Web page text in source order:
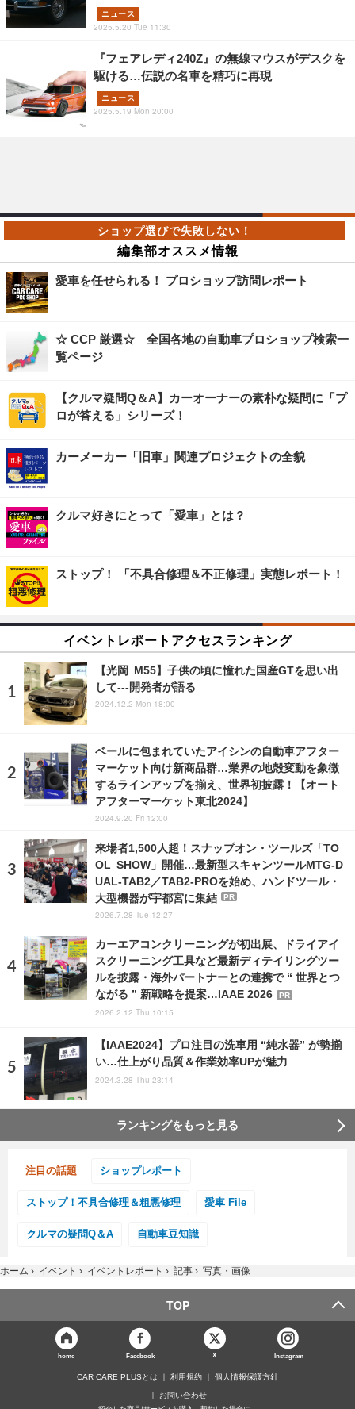
ニュース
2025.5.20 Tue 11:30
『フェアレディ240Z』の無線マウスがデスクを
駆ける…伝説の名車を精巧に再現
ニュース
2025.5.19 Mon 20:00
編集部オススメ情報
愛車を任せられる！ プロショップ訪問レポート
☆ CCP 厳選☆ 全国各地の自動車プロショップ検索一
覧ページ
【クルマ疑問Q＆A】カーオーナーの素朴な疑問に「プ
ロが答える」シリーズ！
カーメーカー「旧車」関連プロジェクトの全貌
クルマ好きにとって「愛車」とは？
ストップ！ 「不具合修理＆不正修理」実態レポート！
イベントレポートアクセスランキング
【光岡 M55】子供の頃に憧れた国産GTを思い出
して---開発者が語る
2024.12.2 Mon 18:00
ベールに包まれていたアイシンの自動車アフター
マーケット向け新商品群…業界の地殻変動を象徴
するラインアップを揃え、世界初披露！【オート
アフターマーケット東北2024】
2024.9.20 Fri 12:00
来場者1,500人超！スナップオン・ツールズ「TO
OL SHOW」開催…最新型スキャンツールMTG-D
UAL-TAB2／TAB2-PROを始め、ハンドツール・
大型機器が宇都宮に集結
PR
2026.7.28 Tue 12:27
カーエアコンクリーニングが初出展、ドライアイ
スクリーニング工具など最新ディテイリングツー
ルを披露・海外パートナーとの連携で “ 世界とつ
ながる ” 新戦略を提案…IAAE 2026
PR
2026.2.12 Thu 10:15
【IAAE2024】プロ注目の洗車用 “純水器” が勢揃
い…仕上がり品質＆作業効率UPが魅力
2024.3.28 Thu 23:14
ランキングをもっと見る
注目の話題 ショップレポート
ストップ！不具合修理＆粗悪修理 愛車 File
クルマの疑問Q＆A 自動車豆知識
ホーム › イベント › イベントレポート › 記事 › 写真・画像
TOP
home Facebook X Instagram
CAR CARE PLUSとは 利用規約 個人情報保護方針
お問い合わせ